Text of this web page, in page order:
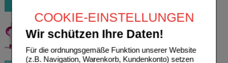
COOKIE-EINSTELLUNGEN
Wir schützen Ihre Daten!
Für die ordnungsgemäße Funktion unserer Website
(z.B. Navigation, Warenkorb, Kundenkonto) setzen